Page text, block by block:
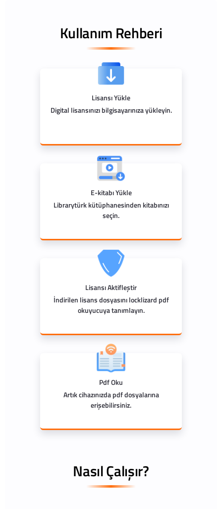
Kullanım Rehberi
Lisansı Yükle
Digital lisansınızı bilgisayarınıza yükleyin.
E-kitabı Yükle
Librarytürk kütüphanesinden kitabınızı
seçin.
Lisansı Aktifleştir
İndirilen lisans dosyasını locklizard pdf
okuyucuya tanımlayın.
Pdf Oku
Artık cihazınızda pdf dosyalarına
erişebilirsiniz.
Nasıl Çalışır?